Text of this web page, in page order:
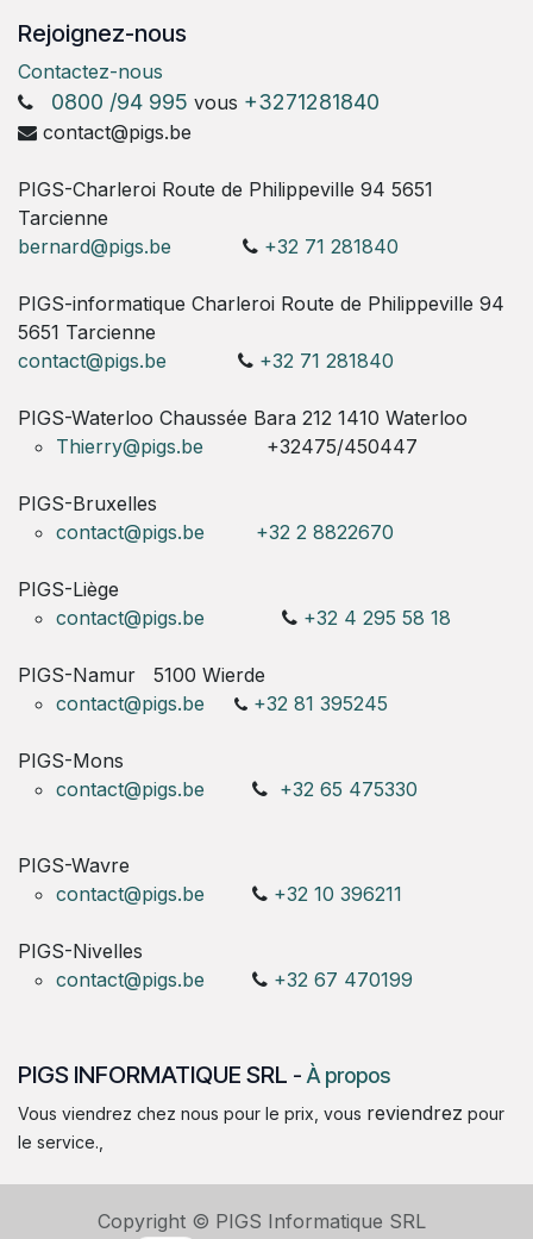
Rejoignez-nous
Contactez-nous
0800 /94 995 vous +3271281840
contact@pigs.be
PIGS-Charleroi Route de Philippeville 94 5651
Tarcienne
bernard@pigs.be
+32 71 281840
PIGS-informatique Charleroi Route de Philippeville 94
5651 Tarcienne
contact@pigs.be
+32 71 281840
PIGS-Waterloo Chaussée Bara 212 1410 Waterloo
Thierry@pigs.be
+32475/450447
PIGS-Bruxelles
contact@pigs.be
+32 2 8822670
PIGS-Liège
contact@pigs.be
+32 4 295 58 18
PIGS-Namur
5100 Wierde
contact@pigs.be
+32 81 395245
PIGS-Mons
contact@pigs.be
+32 65 475330
PIGS-Wavre
contact@pigs.be
+32 10 396211
PIGS-Nivelles
contact@pigs.be
+32 67 470199
PIGS INFORMATIQUE SRL -À propos
Vous viendrez chez nous pour le prix, vous reviendrez pour
le service.,
Copyright © PIGS Informatique SRL